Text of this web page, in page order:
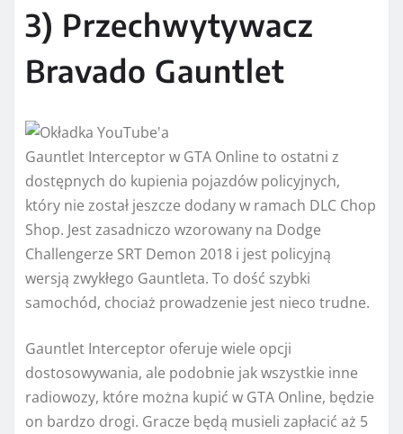
3) Przechwytywacz
Bravado Gauntlet
Gauntlet Interceptor w GTA Online to ostatni z
dostępnych do kupienia pojazdów policyjnych,
który nie został jeszcze dodany w ramach DLC Chop
Shop. Jest zasadniczo wzorowany na Dodge
Challengerze SRT Demon 2018 i jest policyjną
wersją zwykłego Gauntleta. To dość szybki
samochód, chociaż prowadzenie jest nieco trudne.
Gauntlet Interceptor oferuje wiele opcji
dostosowywania, ale podobnie jak wszystkie inne
radiowozy, które można kupić w GTA Online, będzie
on bardzo drogi. Gracze będą musieli zapłacić aż 5